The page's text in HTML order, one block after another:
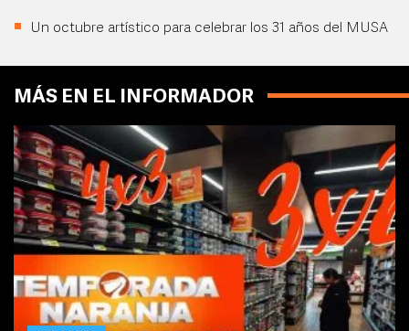
Un octubre artístico para celebrar los 31 años del MUSA
MÁS EN EL INFORMADOR